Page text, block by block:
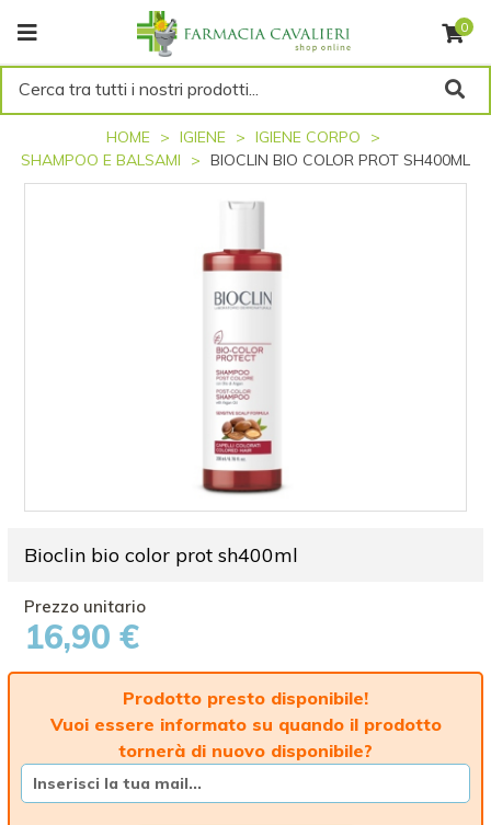
0
Cerca tra tutti i nostri prodotti...
HOME IGIENE
IGIENE CORPO
SHAMPOO E BALSAMI
BIOCLIN BIO COLOR PROT SH400ML
Bioclin bio color prot sh400ml
16,90 €
Prodotto presto disponibile!
Vuoi essere informato su quando il prodotto
tornerà di nuovo disponibile?